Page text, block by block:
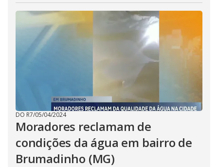
DO R7/05/04/2024
Moradores reclamam de
condições da água em bairro de
Brumadinho (MG)